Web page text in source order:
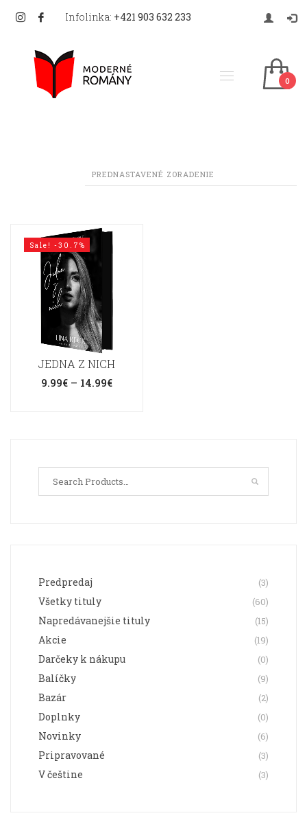
Infolinka: +421 903 632 233
Sale! -30.7%
JEDNA Z NICH
9.99€ – 14.99€Price
variantov.
Predpredaj (3)
Všetky tituly (60)
Napredávanejšie tituly (15)
Akcie (19)
Darčeky k nákupu (0)
Balíčky (9)
Bazár (2)
Doplnky (0)
Novinky (6)
Pripravované (3)
V češtine (3)